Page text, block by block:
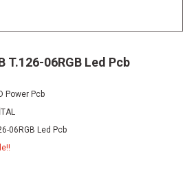
T.126-06RGB Led Pcb
Power Pcb
06RGB Led Pcb